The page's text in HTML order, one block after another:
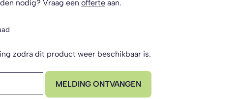
nodig? Vraag een offerteaan.
zodra dit product weer beschikbaar is.
MELDING ONTVANGEN